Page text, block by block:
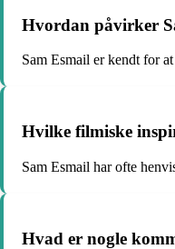
Hvordan påvirker
Sam Esmail er kendt for
Hvilke filmiske
Sam Esmail har ofte
Hvad er nogle